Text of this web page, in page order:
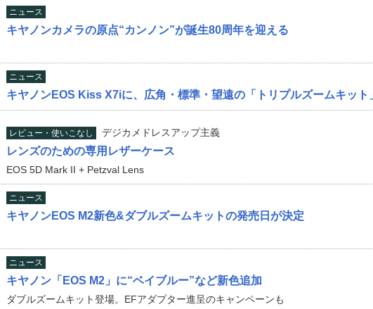
ニュース
キヤノンカメラの原点“カンノン”が誕生80周年を迎える
ニュース
キヤノンEOS Kiss X7iに、広角・標準・望遠の「トリプルズームキット
レビュー・使いこなし デジカメドレスアップ主義
レンズのための専用レザーケース
EOS 5D Mark II + Petzval Lens
ニュース
キヤノンEOS M2新色&ダブルズームキットの発売日が決定
ニュース
キヤノン「EOS M2」に“ベイブルー”など新色追加
ダブルズームキット登場。EFアダプター進呈のキャンペーンも